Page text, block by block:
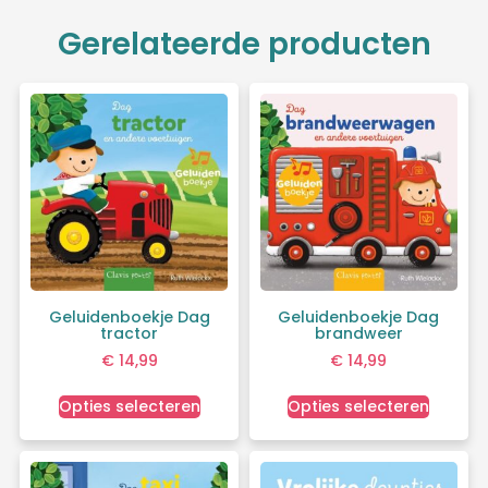
Gerelateerde producten
Geluidenboekje Dag
tractor
€14,99
Opties selecteren
Geluidenboekje Dag
brandweer
€ 14,99
Opties selecteren